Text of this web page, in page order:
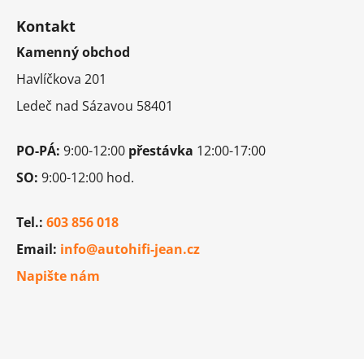
Kontakt
Kamenný obchod
Havlíčkova 201
Ledeč nad Sázavou 58401
PO-PÁ: 9:00-12:00 přestávka 12:00-17:00
SO: 9:00-12:00 hod.
Tel.: 603 856 018
Email: info@autohifi-jean.cz
Napište nám